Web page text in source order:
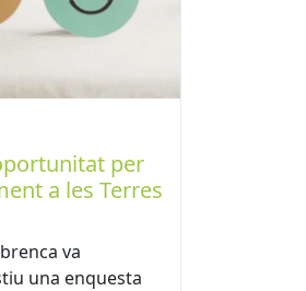
per
a les Terres
va
una enquesta